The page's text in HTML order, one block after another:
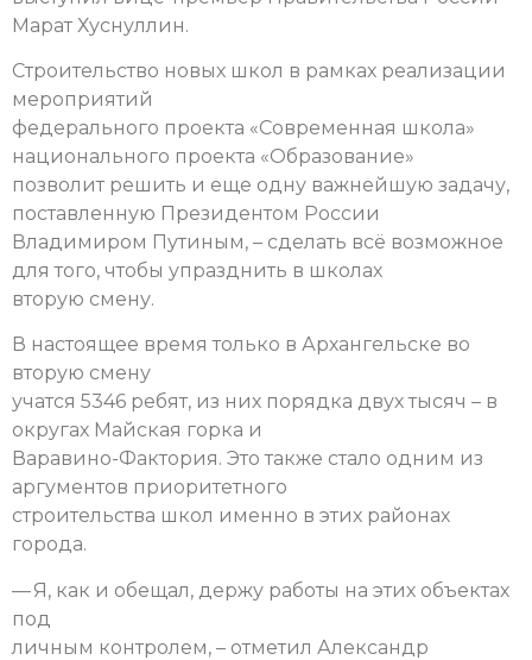
Марат Хуснуллин.
Строительство новых школ в рамках реализации
мероприятий
федерального проекта «Современная школа»
национального проекта «Образование»
позволит решить и еще одну важнейшую задачу,
поставленную Президентом России
Владимиром Путиным, – сделать всё возможное
для того, чтобы упразднить в школах
вторую смену.
В настоящее время только в Архангельске во
вторую смену
учатся 5346 ребят, из них порядка двух тысяч – в
округах Майская горка и
Варавино-Фактория. Это также стало одним из
аргументов приоритетного
строительства школ именно в этих районах
города.
— Я, как и обещал, держу работы на этих объектах
под
личным контролем, – отметил Александр